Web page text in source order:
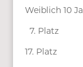
Weiblich 10
7. Platz
17. Platz